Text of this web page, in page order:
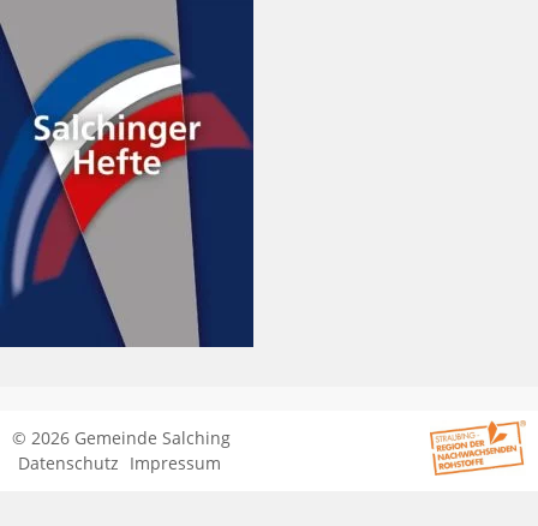
© 2026 Gemeinde Salching
Datenschutz Impressum